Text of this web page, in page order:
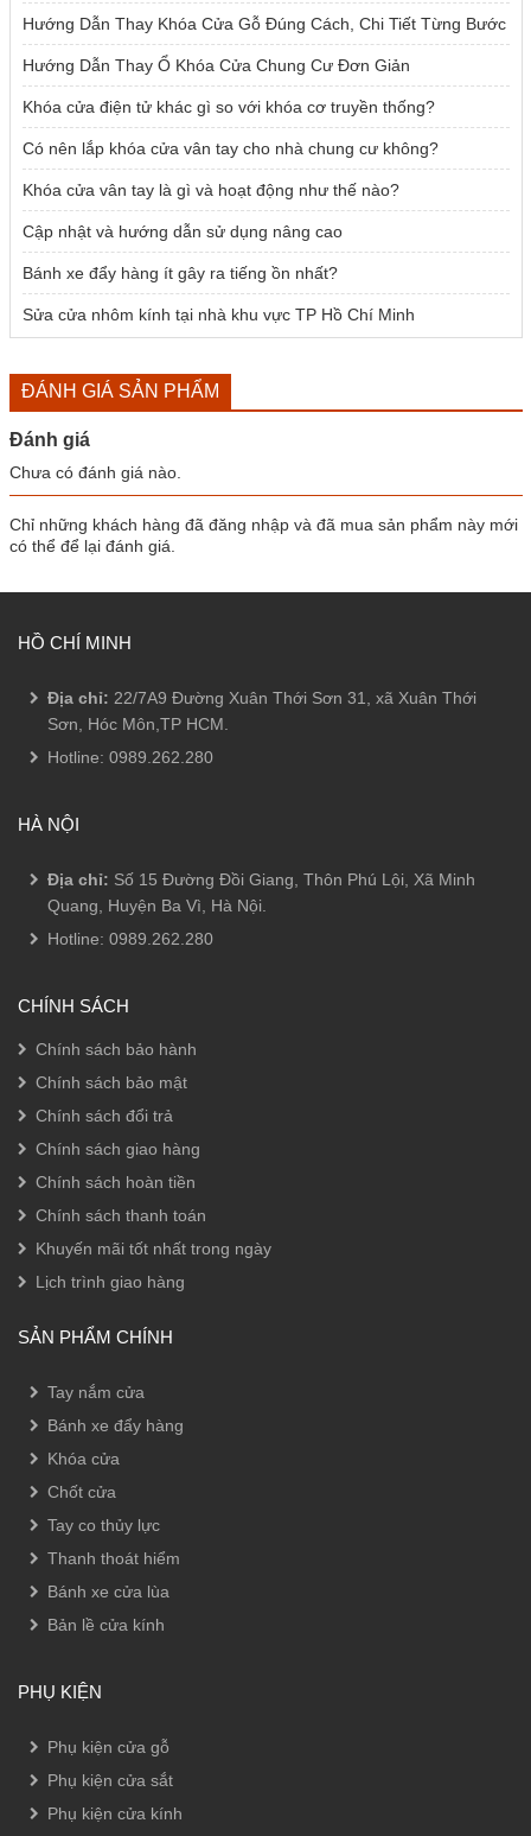
Hướng Dẫn Thay Khóa Cửa Gỗ Đúng Cách, Chi Tiết Từng Bước
Hướng Dẫn Thay Ổ Khóa Cửa Chung Cư Đơn Giản
Khóa cửa điện tử khác gì so với khóa cơ truyền thống?
Có nên lắp khóa cửa vân tay cho nhà chung cư không?
Khóa cửa vân tay là gì và hoạt động như thế nào?
Cập nhật và hướng dẫn sử dụng nâng cao
Bánh xe đẩy hàng ít gây ra tiếng ồn nhất?
Sửa cửa nhôm kính tại nhà khu vực TP Hồ Chí Minh
ĐÁNH GIÁ SẢN PHẨM
Đánh giá
Chưa có đánh giá nào.
Chỉ những khách hàng đã đăng nhập và đã mua sản phẩm này mới
có thể để lại đánh giá.
HỒ CHÍ MINH
Địa chỉ: 22/7A9 Đường Xuân Thới Sơn 31, xã Xuân Thới
Sơn, Hóc Môn,TP HCM.
Hotline: 0989.262.280
HÀ NỘI
Địa chỉ: Số 15 Đường Đồi Giang, Thôn Phú Lội, Xã Minh
Quang, Huyện Ba Vì, Hà Nội.
Hotline: 0989.262.280
CHÍNH SÁCH
Chính sách bảo hành
Chính sách bảo mật
Chính sách đổi trả
Chính sách giao hàng
Chính sách hoàn tiền
Chính sách thanh toán
Khuyến mãi tốt nhất trong ngày
Lịch trình giao hàng
SẢN PHẨM CHÍNH
Tay nắm cửa
Bánh xe đẩy hàng
Khóa cửa
Chốt cửa
Tay co thủy lực
Thanh thoát hiểm
Bánh xe cửa lùa
Bản lề cửa kính
PHỤ KIỆN
Phụ kiện cửa gỗ
Phụ kiện cửa sắt
Phụ kiện cửa kính